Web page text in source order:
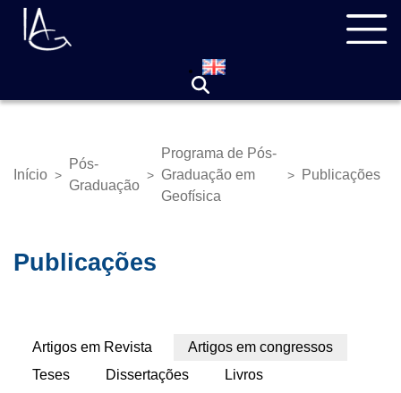
Pular
para
Trilha
Início >
Pós-
Graduação
>
Programa de Pós-
Graduação em
Geofísica
> Publicações
Publicações
AbasArtigos em Revista Artigos em congressos
Teses Dissertações
Livros